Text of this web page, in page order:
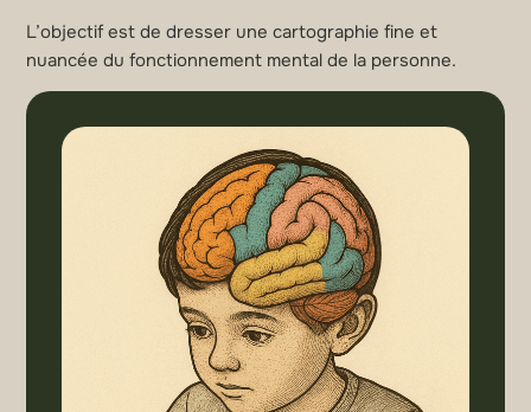
L’objectif est de dresser une cartographie fine et
nuancée du fonctionnement mental de la personne.